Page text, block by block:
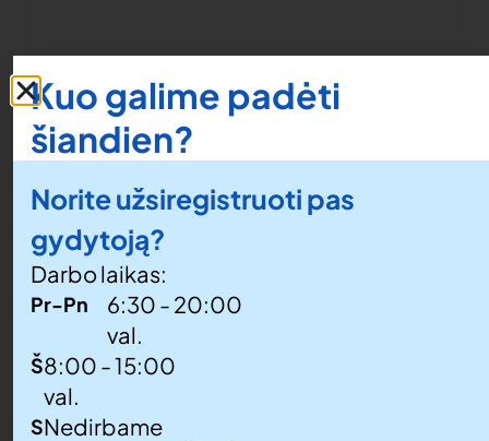
Kuo galime padėti
šiandien?
Norite užsiregistruoti pas
gydytoją?
Darbo laikas:
Pr-Pn
6:30 - 20:00
val.
Š8:00 - 15:00
val.
SNedirbame